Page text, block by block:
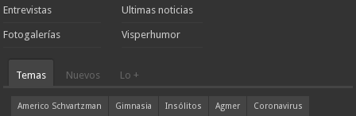
Entrevistas
Fotogalerías
Ultimas noticias
Visperhumor
Temas Nuevos Lo +
Americo Schvartzman Gimnasia Insólitos Agmer
Coronavirus